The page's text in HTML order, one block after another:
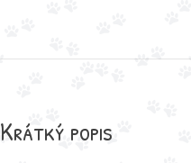
Krátký popis